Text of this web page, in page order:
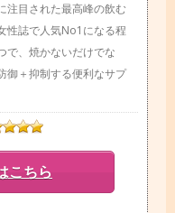
注目された最高峰の飲む
性誌で人気No1になる程
で、焼かないだけでな
御＋抑制する便利なサプ
こちら